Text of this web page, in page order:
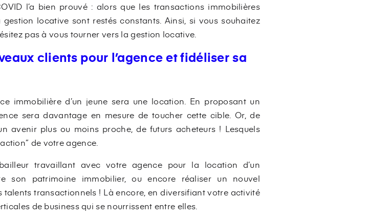
l’a bien prouvé : alors que les transactions immobilières
locative sont restés constants. Ainsi, si vous souhaitez
pas à vous tourner vers la gestion locative.
clients pour l’agence et fidéliser sa
immobilière d’un jeune sera une location. En proposant un
sera davantage en mesure de toucher cette cible. Or, de
avenir plus ou moins proche, de futurs acheteurs ! Lesquels
de votre agence.
travaillant avec votre agence pour la location d’un
son patrimoine immobilier, ou encore réaliser un nouvel
transactionnels ! Là encore, en diversifiant votre activité
de business qui se nourrissent entre elles.